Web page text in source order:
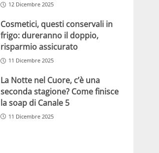
12 Dicembre 2025
Cosmetici, questi conservali in
frigo: dureranno il doppio,
risparmio assicurato
11 Dicembre 2025
La Notte nel Cuore, c’è una
seconda stagione? Come finisce
la soap di Canale 5
11 Dicembre 2025